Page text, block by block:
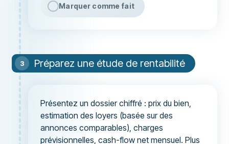
Marquer comme fait
Préparez une étude de rentabilité
Présentez un dossier chiffré : prix du bien,
estimation des loyers (basée sur des
annonces comparables), charges
prévisionnelles, cash-flow net mensuel. Plus